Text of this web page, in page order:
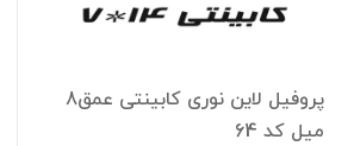
پروفیل لاین نوری کابینتی عمق8
میل کد 64